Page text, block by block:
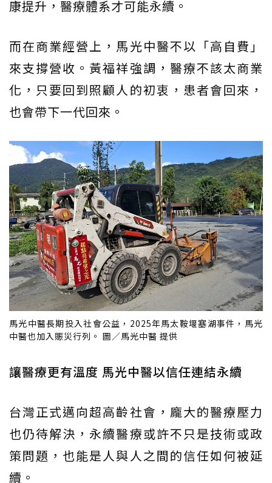
康提升，醫療體系才可能永續。
而在商業經營上，馬光中醫不以「高自費」
來支撐營收。黃福祥強調，醫療不該太商業
化，只要回到照顧人的初衷，患者會回來，
也會帶下一代回來。
馬光中醫長期投入社會公益，2025年馬太鞍堰塞湖事件，馬光
中醫也加入賑災行列。 圖／馬光中醫 提供
讓醫療更有溫度 馬光中醫以信任連結永續
台灣正式邁向超高齡社會，龐大的醫療壓力
也仍待解決，永續醫療或許不只是技術或政
策問題，也能是人與人之間的信任如何被延
續。